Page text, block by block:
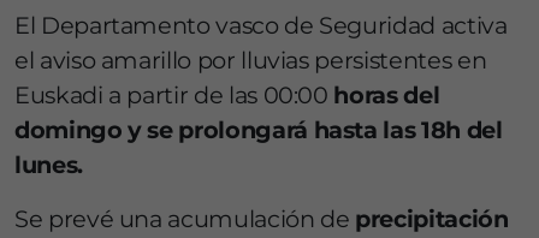
El Departamento vasco de Seguridad activa
el aviso amarillo por lluvias persistentes en
Euskadi a partir de las 00:00 horas del
domingo y se prolongará hasta las 18h del
lunes.
Se prevé una acumulación de precipitación